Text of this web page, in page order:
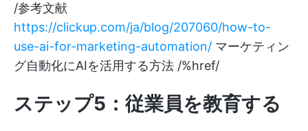
/参考文献
https://clickup.com/ja/blog/207060/how-to-
use-ai-for-marketing-automation/ マーケティン
グ自動化にAIを活用する方法 /%href/
ステップ5：従業員を教育する